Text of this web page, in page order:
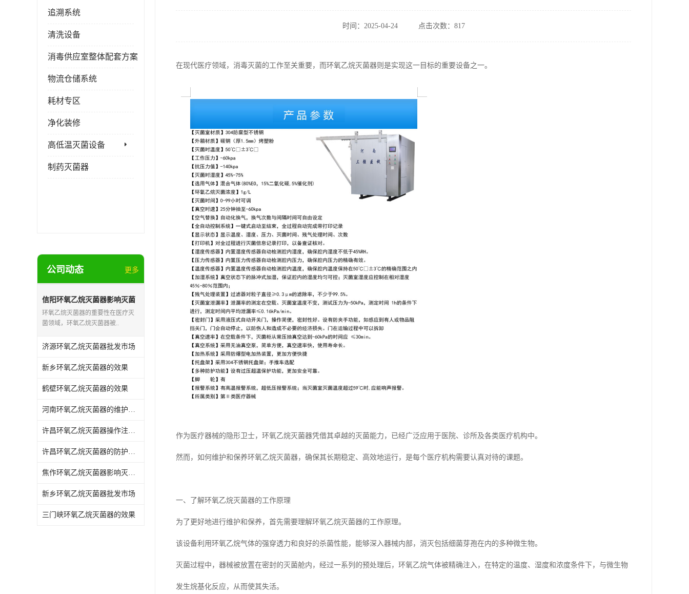
追溯系统
清洗设备
消毒供应室整体配套方案
物流仓储系统
耗材专区
净化装修
高低温灭菌设备
制药灭菌器
公司动态 更多
信阳环氧乙烷灭菌器影响灭菌
的效果因素
环氧乙烷灭菌器的重要性在医疗灭
菌领域，环氧乙烷灭菌器被..
济源环氧乙烷灭菌器批发市场
新乡环氧乙烷灭菌器的效果
鹤壁环氧乙烷灭菌器的效果
河南环氧乙烷灭菌器的维护和保养
许昌环氧乙烷灭菌器操作注意事项
许昌环氧乙烷灭菌器的防护作用
焦作环氧乙烷灭菌器影响灭菌的效果因素
新乡环氧乙烷灭菌器批发市场
三门峡环氧乙烷灭菌器的效果
时间：2025-04-24 点击次数：817
在现代医疗领域，消毒灭菌的工作至关重要，而环氧乙烷灭菌器则是实现这一目标的重要设备之一。
作为医疗器械的隐形卫士，环氧乙烷灭菌器凭借其卓越的灭菌能力，已经广泛应用于医院、诊所及各类医疗机构中。
然而，如何维护和保养环氧乙烷灭菌器，确保其长期稳定、高效地运行，是每个医疗机构需要认真对待的课题。
一、了解环氧乙烷灭菌器的工作原理
为了更好地进行维护和保养，首先需要理解环氧乙烷灭菌器的工作原理。
该设备利用环氧乙烷气体的强穿透力和良好的杀菌性能，能够深入器械内部，消灭包括细菌芽孢在内的多种微生物。
灭菌过程中，器械被放置在密封的灭菌舱内，经过一系列的预处理后，环氧乙烷气体被精确注入，在特定的温度、湿度和浓度条件下，与微生物
发生烷基化反应，从而使其失活。